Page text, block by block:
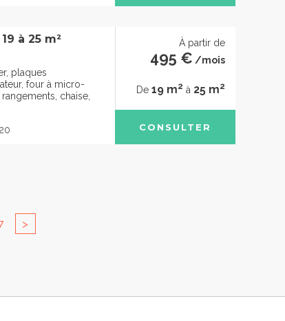
à 25 m²
plaques
four à micro-
chaise,
À partir de
495 € /mois
De 19 m2 à 25 m2
CONSULTER
>